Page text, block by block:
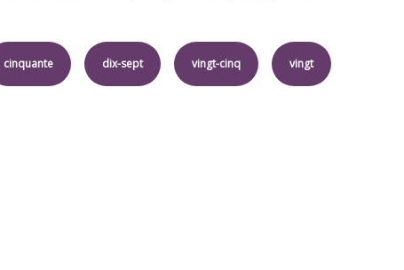
cinquante dix-sept vingt-cinq vingt